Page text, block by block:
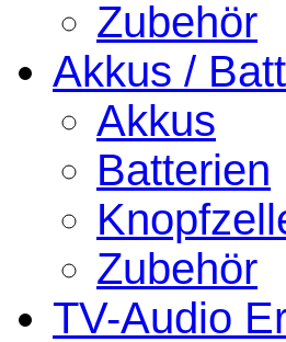
Zubehör
Akkus /
Akkus
Batterien
Zubehör
TV-Audio